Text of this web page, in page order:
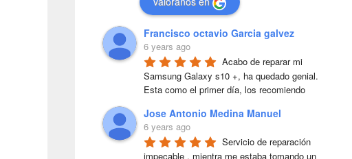
Francisco octavio Garcia galvez
6 years ago
Acabo de reparar mi
Samsung Galaxy s10 +, ha quedado genial.
Esta como el primer día, los recomiendo
Jose Antonio Medina Manuel
6 years ago
Servicio de reparación
impecable , mientra me estaba tomando un